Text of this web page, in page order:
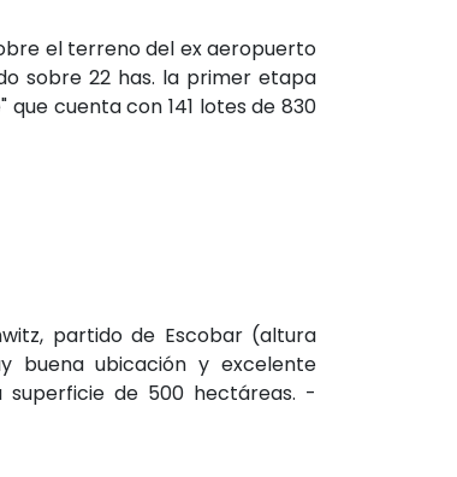
el terreno del ex aeropuerto
sobre 22 has. la primer etapa
cuenta con 141 lotes de 830
partido de Escobar (altura
buena ubicación y excelente
de 500 hectáreas. -